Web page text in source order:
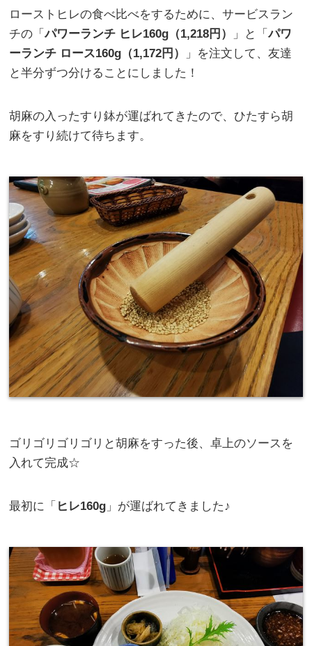
ローストヒレの食べ比べをするために、サービスラン
チの「パワーランチ ヒレ160g（1,218円） 」と「パワ
ーランチ ロース160g（1,172円）
」を注文して、友達
と半分ずつ分けることにしました！
胡麻の入ったすり鉢が運ばれてきたので、ひたすら胡
麻をすり続けて待ちます。
ゴリゴリゴリゴリと胡麻をすった後、卓上のソースを
入れて完成☆
最初に「 ヒレ160g 」が運ばれてきました♪